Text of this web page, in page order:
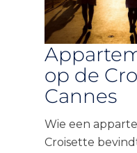
op de
Cannes
Wie een
Croisette